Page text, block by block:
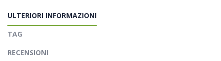
ULTERIORI INFORMAZIONI
TAG
RECENSIONI